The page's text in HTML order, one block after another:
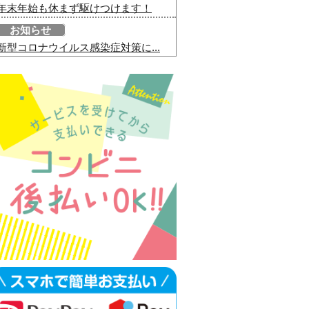
末年始も休まず駆けつけます！
お知らせ
型コロナウイルス感染症対策に...